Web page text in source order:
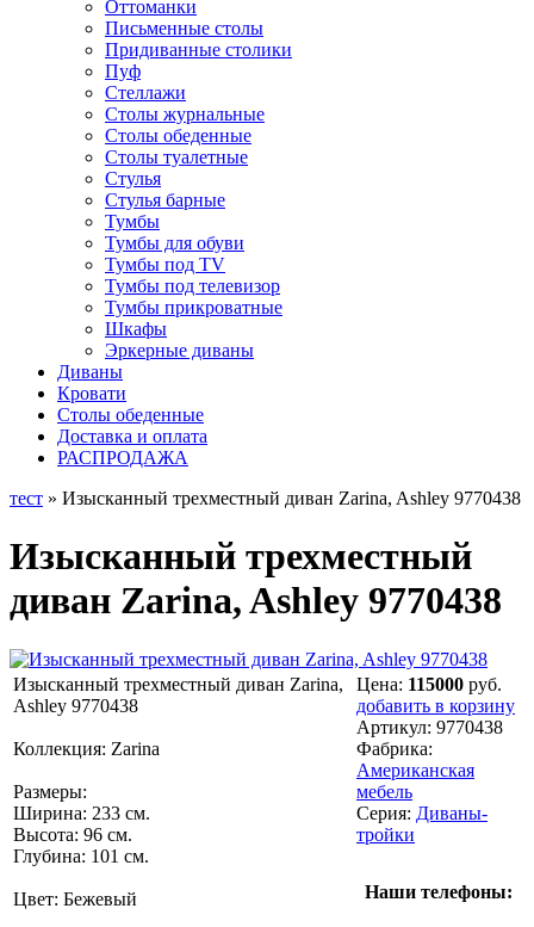
Оттоманки
Письменные столы
Придиванные столики
Пуф
Стеллажи
Столы журнальные
Столы обеденные
Столы туалетные
Стулья
Стулья барные
Тумбы
Тумбы для обуви
Тумбы под TV
Тумбы под телевизор
Тумбы прикроватные
Шкафы
Эркерные диваны
Диваны
Кровати
Столы обеденные
Доставка и оплата
РАСПРОДАЖА
тест » Изысканный трехместный диван Zarina, Ashley 9770438
Изысканный трехместный
диван Zarina, Ashley 9770438
Изысканный трехместный диван Zarina,
Ashley 9770438
Коллекция: Zarina
Размеры:
Ширина: 233 см.
Высота: 96 см.
Глубина: 101 см.
Цвет: Бежевый
Цена: 115000 руб.
добавить в корзину
Артикул: 9770438
Фабрика:
Американская
мебель
Серия: Диваны-
тройки
Наши телефоны: